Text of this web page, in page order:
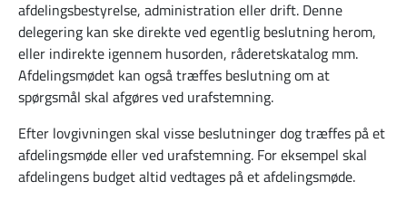
afdelingsbestyrelse, administration eller drift. Denne
delegering kan ske direkte ved egentlig beslutning herom,
eller indirekte igennem husorden, råderetskatalog mm.
Afdelingsmødet kan også træffes beslutning om at
spørgsmål skal afgøres ved urafstemning.
Efter lovgivningen skal visse beslutninger dog træffes på et
afdelingsmøde eller ved urafstemning. For eksempel skal
afdelingens budget altid vedtages på et afdelingsmøde.